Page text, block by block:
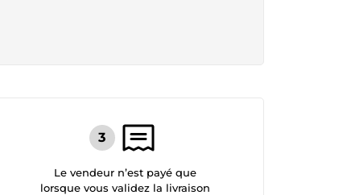
Le vendeur n’est payé que
lorsque vous validez la livraison